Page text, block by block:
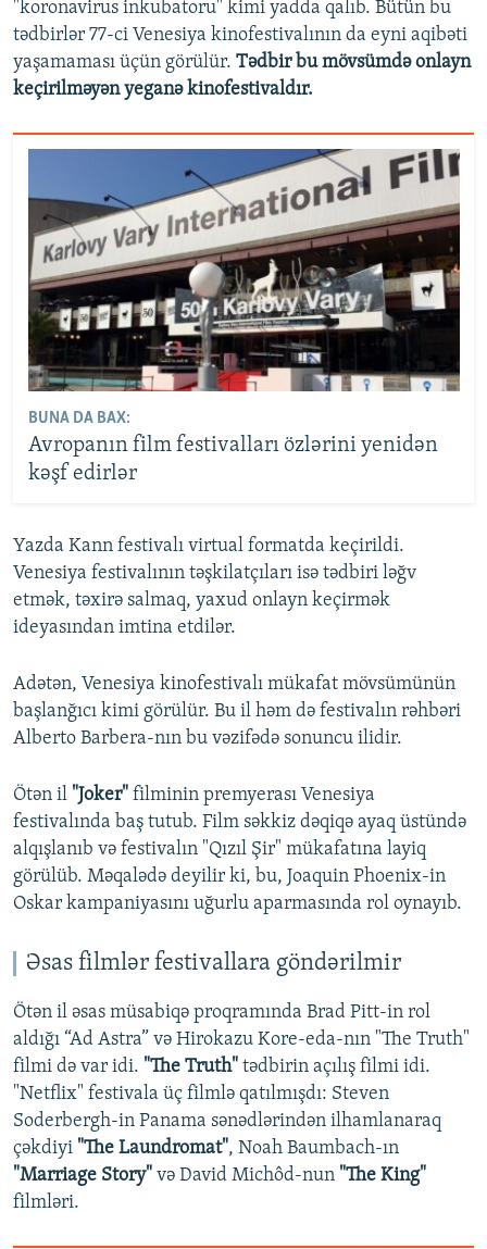
"koronavirus inkubatoru" kimi yadda qalıb. Bütün bu
tədbirlər 77-ci Venesiya kinofestivalının da eyni aqibəti
yaşamaması üçün görülür. Tədbir bu mövsümdə onlayn
keçirilməyən yeganə kinofestivaldır.
BUNA DA BAX:
Avropanın film festivalları özlərini yenidən
kəşf edirlər
Yazda Kann festivalı virtual formatda keçirildi.
Venesiya festivalının təşkilatçıları isə tədbiri ləğv
etmək, təxirə salmaq, yaxud onlayn keçirmək
ideyasından imtina etdilər.
Adətən, Venesiya kinofestivalı mükafat mövsümünün
başlanğıcı kimi görülür. Bu il həm də festivalın rəhbəri
Alberto Barbera-nın bu vəzifədə sonuncu ilidir.
Ötən il "Joker" filminin premyerası Venesiya
festivalında baş tutub. Film səkkiz dəqiqə ayaq üstündə
alqışlanıb və festivalın "Qızıl Şir" mükafatına layiq
görülüb. Məqalədə deyilir ki, bu, Joaquin Phoenix-in
Oskar kampaniyasını uğurlu aparmasında rol oynayıb.
Əsas filmlər festivallara göndərilmir
Ötən il əsas müsabiqə proqramında Brad Pitt-in rol
aldığı “Ad Astra” və Hirokazu Kore-eda-nın "The Truth"
filmi də var idi. "The Truth" tədbirin açılış filmi idi.
"Netflix" festivala üç filmlə qatılmışdı: Steven
Soderbergh-in Panama sənədlərindən ilhamlanaraq
çəkdiyi "The Laundromat", Noah Baumbach-ın
"Marriage Story" və David Michôd-nun "The King"
filmləri.